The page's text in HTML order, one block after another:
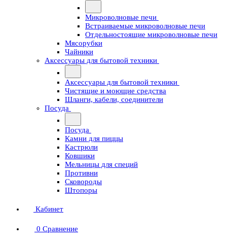
Микроволновые печи
Встраиваемые микроволновые печи
Отдельностоящие микроволновые печи
Мясорубки
Чайники
Аксессуары для бытовой техники
Аксессуары для бытовой техники
Чистящие и моющие средства
Шланги, кабели, соединители
Посуда
Посуда
Камни для пиццы
Кастрюли
Ковшики
Мельницы для специй
Противни
Сковороды
Штопоры
Кабинет
0 Сравнение